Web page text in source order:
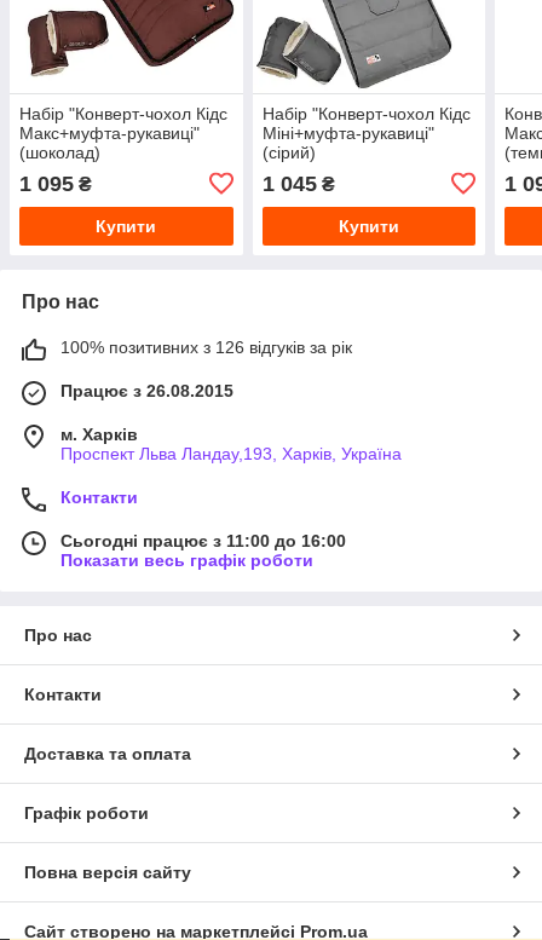
Набір "Конверт-чохол Кідс
Макс+муфта-рукавиці"
(шоколад)
1 095 ₴
Купити
Набір "Конверт-чохол Кідс
Міні+муфта-рукавиці"
(сірий)
1 045₴
Купити
1
Про нас
100% позитивних з 126 відгуків за рік
Працює з 26.08.2015
м. Харків
Проспект Льва Ландау,193, Харків, Україна
Контакти
Сьогодні працює з 11:00 до 16:00
Показати весь графік роботи
Про нас
Контакти
Доставка та оплата
Графік роботи
Повна версія сайту
Сайт створено на маркетплейсі Prom.ua